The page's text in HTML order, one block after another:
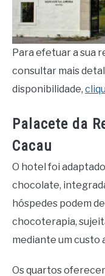
Para efetuar a sua
consultar mais
disponibilidade,
Palacete da
Cacau
O hotel foi
chocolate,
hóspedes podem
chocoterapia,
mediante um custo
Os quartos